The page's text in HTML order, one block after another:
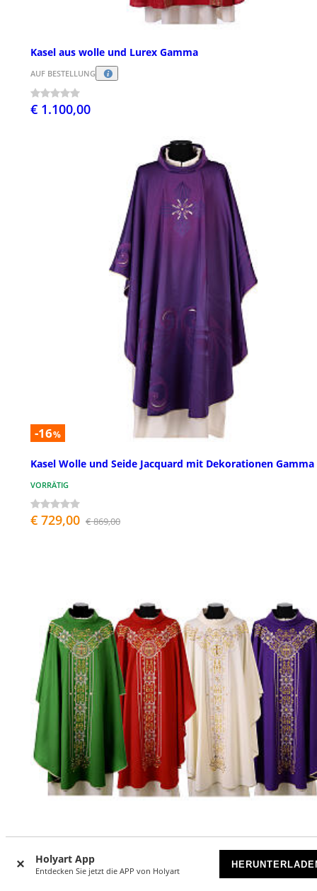
Holyart App
Entdecken Sie jetzt die APP von Holyart
Kasel aus wolle und Lurex Gamma
AUF BESTELLUNG
€ 1.100,00
-16%
Kasel Wolle und Seide Jacquard mit Dekorationen Gamma
VORRÄTIG
€ 729,00 € 869,00
Kasel aus Wolle goldenen Stickerei Gamma